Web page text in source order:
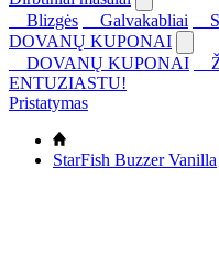
Blizgės
Galvakabliai
DOVANŲ KUPONAI
DOVANŲ KUPONAI
ENTUZIASTU!
Pristatymas
StarFish Buzzer Vanilla